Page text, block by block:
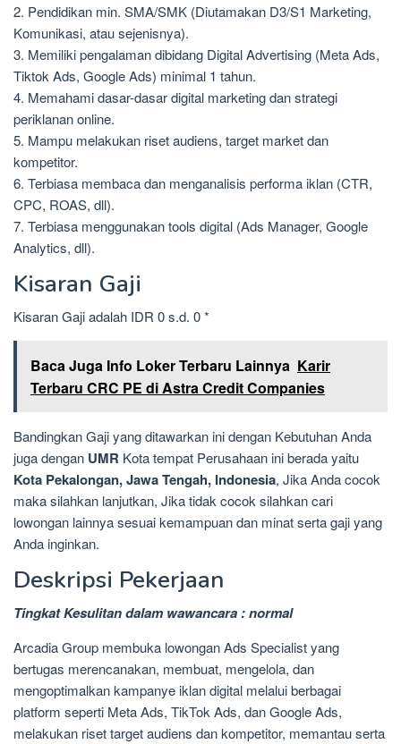
2. Pendidikan min. SMA/SMK (Diutamakan D3/S1 Marketing,
Komunikasi, atau sejenisnya).
3. Memiliki pengalaman dibidang Digital Advertising (Meta Ads,
Tiktok Ads, Google Ads) minimal 1 tahun.
4. Memahami dasar-dasar digital marketing dan strategi
periklanan online.
5. Mampu melakukan riset audiens, target market dan
kompetitor.
6. Terbiasa membaca dan menganalisis performa iklan (CTR,
CPC, ROAS, dll).
7. Terbiasa menggunakan tools digital (Ads Manager, Google
Analytics, dll).
Kisaran Gaji
Kisaran Gaji adalah IDR 0 s.d. 0 *
Baca Juga Info Loker Terbaru Lainnya Karir
Terbaru CRC PE di Astra Credit Companies
Bandingkan Gaji yang ditawarkan ini dengan Kebutuhan Anda
juga dengan UMR Kota tempat Perusahaan ini berada yaitu
Kota Pekalongan, Jawa Tengah, Indonesia, Jika Anda cocok
maka silahkan lanjutkan, Jika tidak cocok silahkan cari
lowongan lainnya sesuai kemampuan dan minat serta gaji yang
Anda inginkan.
Deskripsi Pekerjaan
Tingkat Kesulitan dalam wawancara : normal
Arcadia Group membuka lowongan Ads Specialist yang
bertugas merencanakan, membuat, mengelola, dan
mengoptimalkan kampanye iklan digital melalui berbagai
platform seperti Meta Ads, TikTok Ads, dan Google Ads,
melakukan riset target audiens dan kompetitor, memantau serta